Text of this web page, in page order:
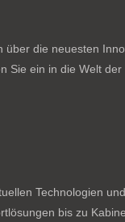
die neuesten
ein in die Welt
Technologien
bis zu